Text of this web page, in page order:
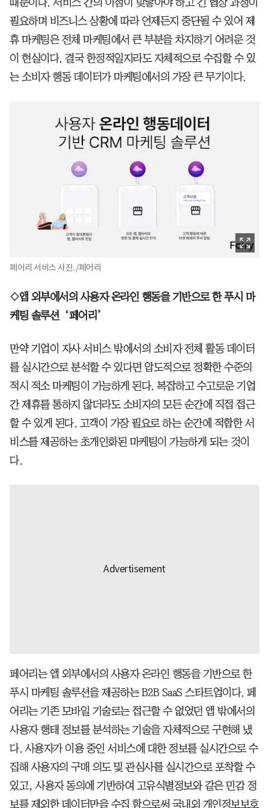
때문이다. 서비스 간의 이점이 맞닿아야 하고 긴 협상 과정이
필요하며 비즈니스 상황에 따라 언제든지 중단될 수 있어 제
휴 마케팅은 전체 마케팅에서 큰 부분을 차지하기 어려운 것
이 현실이다. 결국 한정적일지라도 자체적으로 수집할 수 있
는 소비자 행동 데이터가 마케팅에서의 가장 큰 무기이다.
페어리 서비스 사진. /페어리
◇앱 외부에서의 사용자 온라인 행동을 기반으로 한 푸시 마
케팅 솔루션 ‘페어리’
만약 기업이 자사 서비스 밖에서의 소비자 전체 활동 데이터
를 실시간으로 분석할 수 있다면 압도적으로 정확한 수준의
적시 적소 마케팅이 가능하게 된다. 복잡하고 수고로운 기업
간 제휴를 통하지 않더라도 소비자의 모든 순간에 직접 접근
할 수 있게 된다. 고객이 가장 필요로 하는 순간에 적합한 서
비스를 제공하는 초개인화된 마케팅이 가능하게 되는 것이
다.
페어리는 앱 외부에서의 사용자 온라인 행동을 기반으로 한
푸시 마케팅 솔루션을 제공하는 B2B SaaS 스타트업이다. 페
어리는 기존 모바일 기술로는 접근할 수 없었던 앱 밖에서의
사용자 행태 정보를 분석하는 기술을 자체적으로 구현해 냈
다. 사용자가 이용 중인 서비스에 대한 정보를 실시간으로 수
집해 사용자의 구매 의도 및 관심사를 실시간으로 포착할 수
있고, 사용자 동의에 기반하여 고유식별정보와 같은 민감 정
보를 제외한 데이터만을 수집 함으로써 국내외 개인정보보호